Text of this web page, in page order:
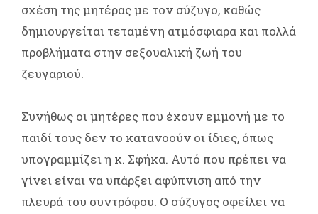
σχέση της μητέρας με τον σύζυγο, καθώς
δημιουργείται τεταμένη ατμόσφιαρα και πολλά
προβλήματα στην σεξουαλική ζωή του
ζευγαριού.
Συνήθως οι μητέρες που έχουν εμμονή με το
παιδί τους δεν το κατανοούν οι ίδιες, όπως
υπογραμμίζει η κ. Σφήκα. Αυτό που πρέπει να
γίνει είναι να υπάρξει αφύπνιση από την
πλευρά του συντρόφου. Ο σύζυγος οφείλει να